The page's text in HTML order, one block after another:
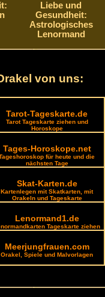
Liebe und
Gesundheit:
Astrologisches
Lenormand
von uns:
Tarot-Tageskarte.de
Tarot Tageskarte ziehen und
Horoskope
Tages-Horoskope.net
für heute und die
nächsten Tage
Skat-Karten.de
Kartenlegen mit Skatkarten, mit
Orakeln und Tageskarte
Lenormand1.de
Tageskarte ziehen
Meerjungfrauen.com
Orakel, Spiele und Malvorlagen